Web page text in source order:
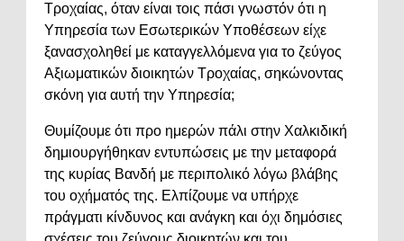
Τροχαίας, όταν είναι τοις πάσι γνωστόν ότι η
Υπηρεσία των Εσωτερικών Υποθέσεων είχε
ξανασχοληθεί με καταγγελλόμενα για το ζεύγος
Αξιωματικών διοικητών Τροχαίας, σηκώνοντας
σκόνη για αυτή την Υπηρεσία;
Θυμίζουμε ότι προ ημερών πάλι στην Χαλκιδική
δημιουργήθηκαν εντυπώσεις με την μεταφορά
της κυρίας Βανδή με περιπολικό λόγω βλάβης
του οχήματός της. Ελπίζουμε να υπήρχε
πράγματι κίνδυνος και ανάγκη και όχι δημόσιες